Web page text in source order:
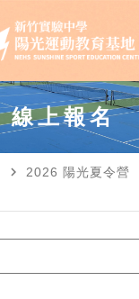
線上報名
navigate_next 2026 陽光夏令營